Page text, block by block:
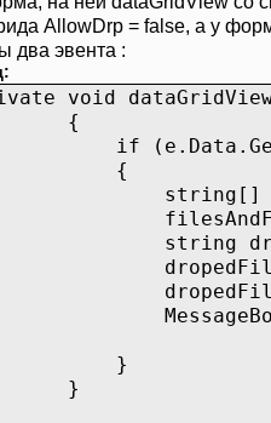
AllowDrp = false, а у
два эвента :
void
=